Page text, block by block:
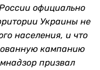
официально
Украины не
населения, и что
кампанию
призвал